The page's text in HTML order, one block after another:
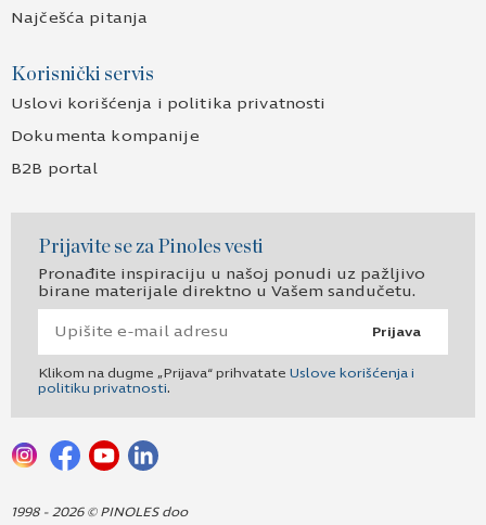
Najčešća pitanja
Korisnički servis
Uslovi korišćenja i politika privatnosti
Dokumenta kompanije
B2B portal
Prijavite se za Pinoles vesti
Pronađite inspiraciju u našoj ponudi uz pažljivo
birane materijale direktno u Vašem sandučetu.
Prijava
Klikom na dugme „Prijava“ prihvatate Uslove korišćenja i
politiku privatnosti.
1998 - 2026 © PINOLES doo